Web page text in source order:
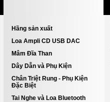
Hãng sản xuất
Loa Ampli CD USB DAC
Mâm Đĩa Than
Dây Dẫn và Phụ Kiện
Chân Triệt Rung - Phụ Kiện
Đặc Biệt
Tai Nghe và Loa Bluetooth